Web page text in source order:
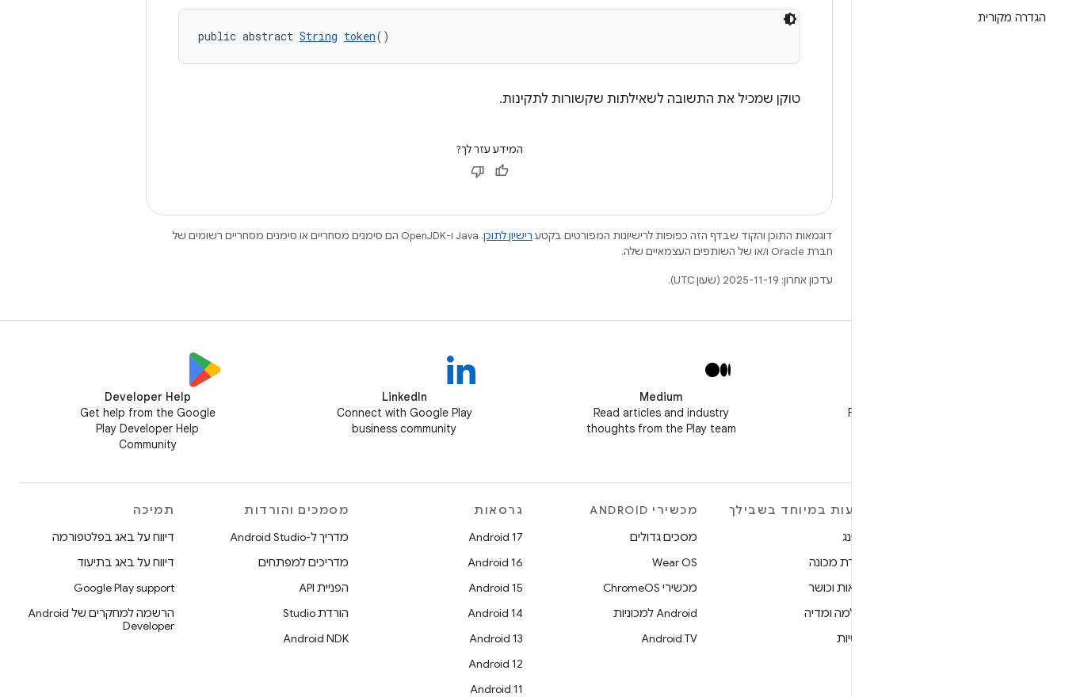
הגדרה מקורית
public abstract String token()
טוקן שמכיל את התשובה לשאילתות שקשורות לתקינות.
המידע עזר לך?
דוגמאות התוכן והקוד שבדף הזה כפופות לרישיונות המפורטים בקטע רישיון לתוכן
.‏ Java ו-OpenJDK הם סימנים מסחריים או סימנים מסחריים רשומים של
חברת Oracle ו/או של השותפים העצמאיים שלה.
עדכון אחרון: 2025-11-19 (שעון UTC).
Follow @GooglePlayBiz for
Medium
Read articles and industry
thoughts from the Play team
LinkedIn
Connect with Google Play
business community
Developer Help
Get help from the Google
Play Developer Help
Community
הצעות במיוחד בשבילך
גיימינג
למידת מכונה
בריאות וכושר
מצלמה ומדיה
פרטיות
מכשירי ANDROID
מסכים גדולים
Wear OS
מכשירי ChromeOS
Android למכוניות
Android TV
גרסאות
Android 17
Android 16
Android 15
Android 14
Android 13
Android 12
Android 11
מסמכים והורדות
מדריך ל-Android Studio
מדריכים למפתחים
הפניית API
הורדת Studio
Android NDK
תמיכה
דיווח על באג בפלטפורמה
דיווח על באג בתיעוד
Google Play support
הרשמה למחקרים של Android
Developer